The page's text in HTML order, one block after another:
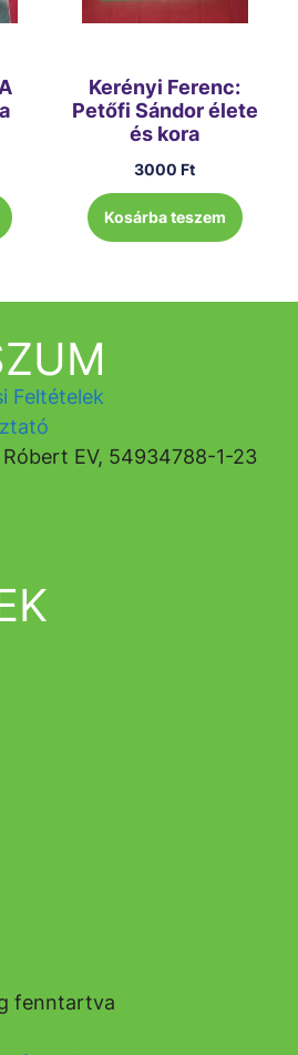
Kerényi Ferenc:
Petőfi Sándor élete
és kora
3000Ft
Kosárba teszem
fenntartva
Feltételek
EV, 54934788-1-23